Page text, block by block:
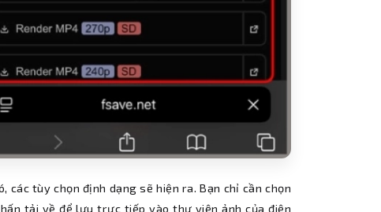
các tùy chọn định dạng sẽ hiện ra. Bạn chỉ cần chọn
tải về để lưu trực tiếp vào thư viện ảnh của điện